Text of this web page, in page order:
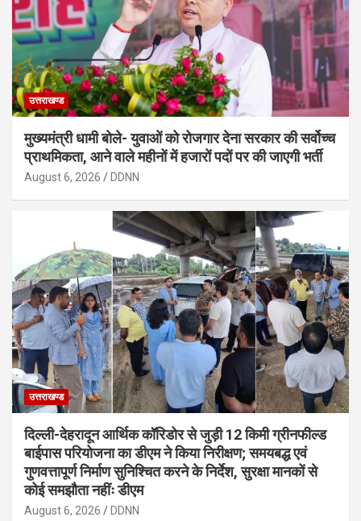
उत्तराखण्ड
मुख्यमंत्री धामी बोले- युवाओं को रोजगार देना सरकार की सर्वोच्च
प्राथमिकता, आने वाले महीनों में हजारों पदों पर की जाएगी भर्ती
August 6, 2026 DDNN
उत्तराखण्ड
दिल्ली-देहरादून आर्थिक कॉरिडोर से जुड़ी 12 किमी ग्रीनफील्ड
बाईपास परियोजना का डीएम ने किया निरीक्षण; समयबद्ध एवं
गुणवत्तापूर्ण निर्माण सुनिश्चित करने के निर्देश, सुरक्षा मानकों से
कोई समझौता नहींः डीएम
August 6, 2026 DDNN